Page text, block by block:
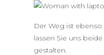
Der Weg ist
lassen Sie uns
gestalten.